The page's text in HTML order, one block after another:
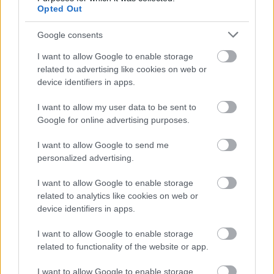
Opted Out
Google consents
I want to allow Google to enable storage
related to advertising like cookies on web or
device identifiers in apps.
I want to allow my user data to be sent to
Google for online advertising purposes.
I want to allow Google to send me
personalized advertising.
I want to allow Google to enable storage
related to analytics like cookies on web or
device identifiers in apps.
I want to allow Google to enable storage
related to functionality of the website or app.
I want to allow Google to enable storage
megbízni. Néhány éve a kínai származású
Galla Endréné fordításában Magyarországon
nyelven korlátozott példányszámban az
Argumentum Kiadó megjelentette Weöres
SándorA teljesség felécímű
szemelvénygyűjteményét, a nyolcvanöt éves
Csaj Pong-féj (Chai Pengfei) munkáját. Utóbbi